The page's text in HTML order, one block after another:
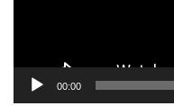
00:00